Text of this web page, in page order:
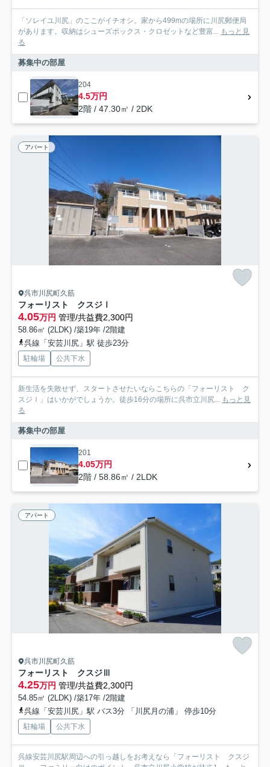
「ソレイユ川尻」のここがイチオシ。家から499mの場所に川尻郵便局
があります。収納はシューズボックス・クロゼットなど豊富... もっと見
る
募集中の部屋
204
4.5万円
2階 / 47.30㎡ / 2DK
アパート
呉市川尻町久筋
フォーリスト クスジⅠ
4.05万円 管理/共益費2,300円
58.86㎡ (2LDK) /築19年 /2階建
呉線「安芸川尻」駅 徒歩23分
駐輪場 公共下水
新生活を失敗せず、スタートさせたいならこちらの「フォーリスト ク
スジⅠ」はいかがでしょうか。徒歩16分の場所に呉市立川尻... もっと見
る
募集中の部屋
201
4.05万円
2階 / 58.86㎡ / 2LDK
アパート
呉市川尻町久筋
フォーリスト クスジⅢ
4.25万円 管理/共益費2,300円
54.85㎡ (2LDK) /築17年 /2階建
呉線「安芸川尻」駅 バス3分 「川尻月の浦」 停歩10分
駐輪場 公共下水
呉線安芸川尻駅周辺への引っ越しをお考えなら「フォーリスト クスジ